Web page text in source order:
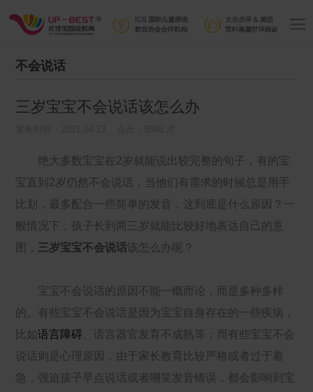
不会说话
三岁宝宝不会说话该怎么办
绝大多数宝宝在2岁就能说出较完整的句子，有的宝
宝直到2岁仍然不会说话，当他们有需求的时候总是用手
比划，最多配合一些简单的发音，这到底是什么原因？一
般情况下，孩子长到两三岁就能比较好地表达自己的意
图， 三岁宝宝不会说话该怎么办呢？
宝宝不会说话的原因不能一概而论，而是多种多样
的。有些宝宝不会说话是因为宝宝自身存在的一些疾病，
比如语言障碍 、语言器官发育不成熟等；而有些宝宝不会
说话则是心理原因，由于家长教育比较严格或者过于着
急，强迫孩子早点说话或者嘲笑发音错误，都会影响到宝